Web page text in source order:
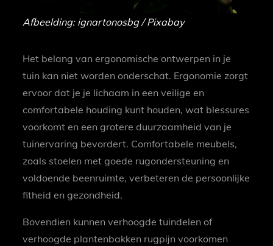
Afbeelding: ignartonosbg / Pixabay
Het belang van ergonomische ontwerpen in je
tuin kan niet worden onderschat. Ergonomie zorgt
ervoor dat je je lichaam in een veilige en
comfortabele houding kunt houden, wat blessures
voorkomt en een grotere duurzaamheid van je
tuinervaring bevordert. Comfortabele meubels,
zoals stoelen met goede rugondersteuning en
voldoende beenruimte, verbeteren de persoonlijke
fitheid en gezondheid.
Bovendien kunnen verhoogde tuindelen of
verhoogde plantenbakken rugpijn voorkomen